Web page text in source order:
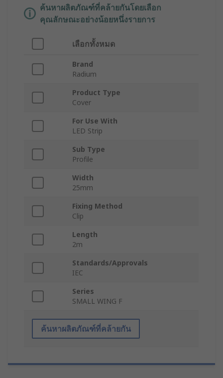
ค้นหาผลิตภัณฑ์ที่คล้ายกันโดยเลือก
คุณลักษณะอย่างน้อยหนึ่งรายการ
เลือกทั้งหมด
Brand
Radium
Product Type
Cover
For Use With
LED Strip
Sub Type
Profile
Width
25mm
Fixing Method
Clip
Length
2m
Standards/Approvals
IEC
Series
SMALL WING F
ค้นหาผลิตภัณฑ์ที่คล้ายกัน